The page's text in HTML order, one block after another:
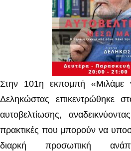
Στην 101η εκπομπή «Μιλάμε
Δεληκώστας επικεντρώθηκε
αυτοβελτίωσης,
πρακτικές που μπορούν να
διαρκή προσωπική